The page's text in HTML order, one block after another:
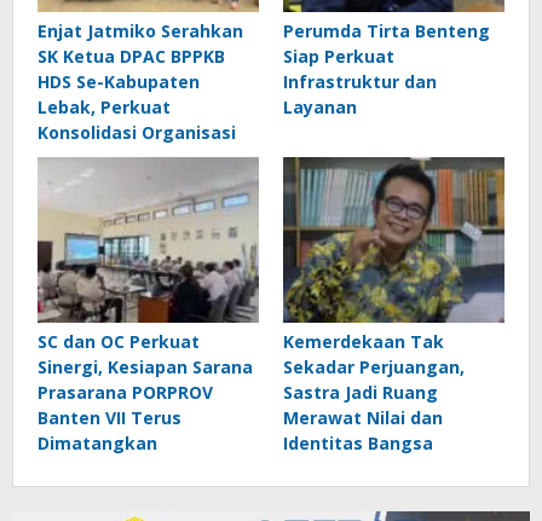
Enjat Jatmiko Serahkan
SK Ketua DPAC BPPKB
HDS Se-Kabupaten
Lebak, Perkuat
Konsolidasi Organisasi
Perumda Tirta Benteng
Siap Perkuat
Infrastruktur dan
Layanan
SC dan OC Perkuat
Sinergi, Kesiapan Sarana
Prasarana PORPROV
Banten VII Terus
Dimatangkan
Kemerdekaan Tak
Sekadar Perjuangan,
Sastra Jadi Ruang
Merawat Nilai dan
Identitas Bangsa